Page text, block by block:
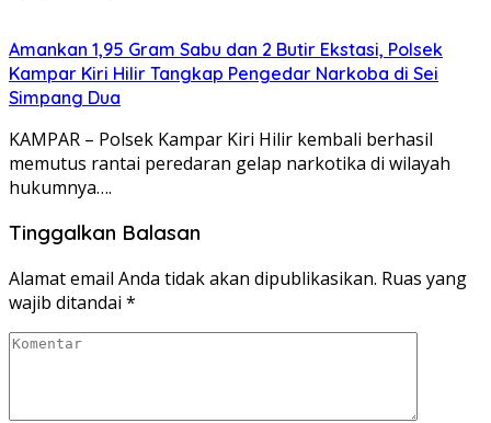
Amankan 1,95 Gram Sabu dan 2 Butir Ekstasi, Polsek
Kampar Kiri Hilir Tangkap Pengedar Narkoba di Sei
Simpang Dua
KAMPAR – Polsek Kampar Kiri Hilir kembali berhasil
memutus rantai peredaran gelap narkotika di wilayah
hukumnya….
Tinggalkan Balasan
Alamat email Anda tidak akan dipublikasikan. Ruas yang
wajib ditandai *